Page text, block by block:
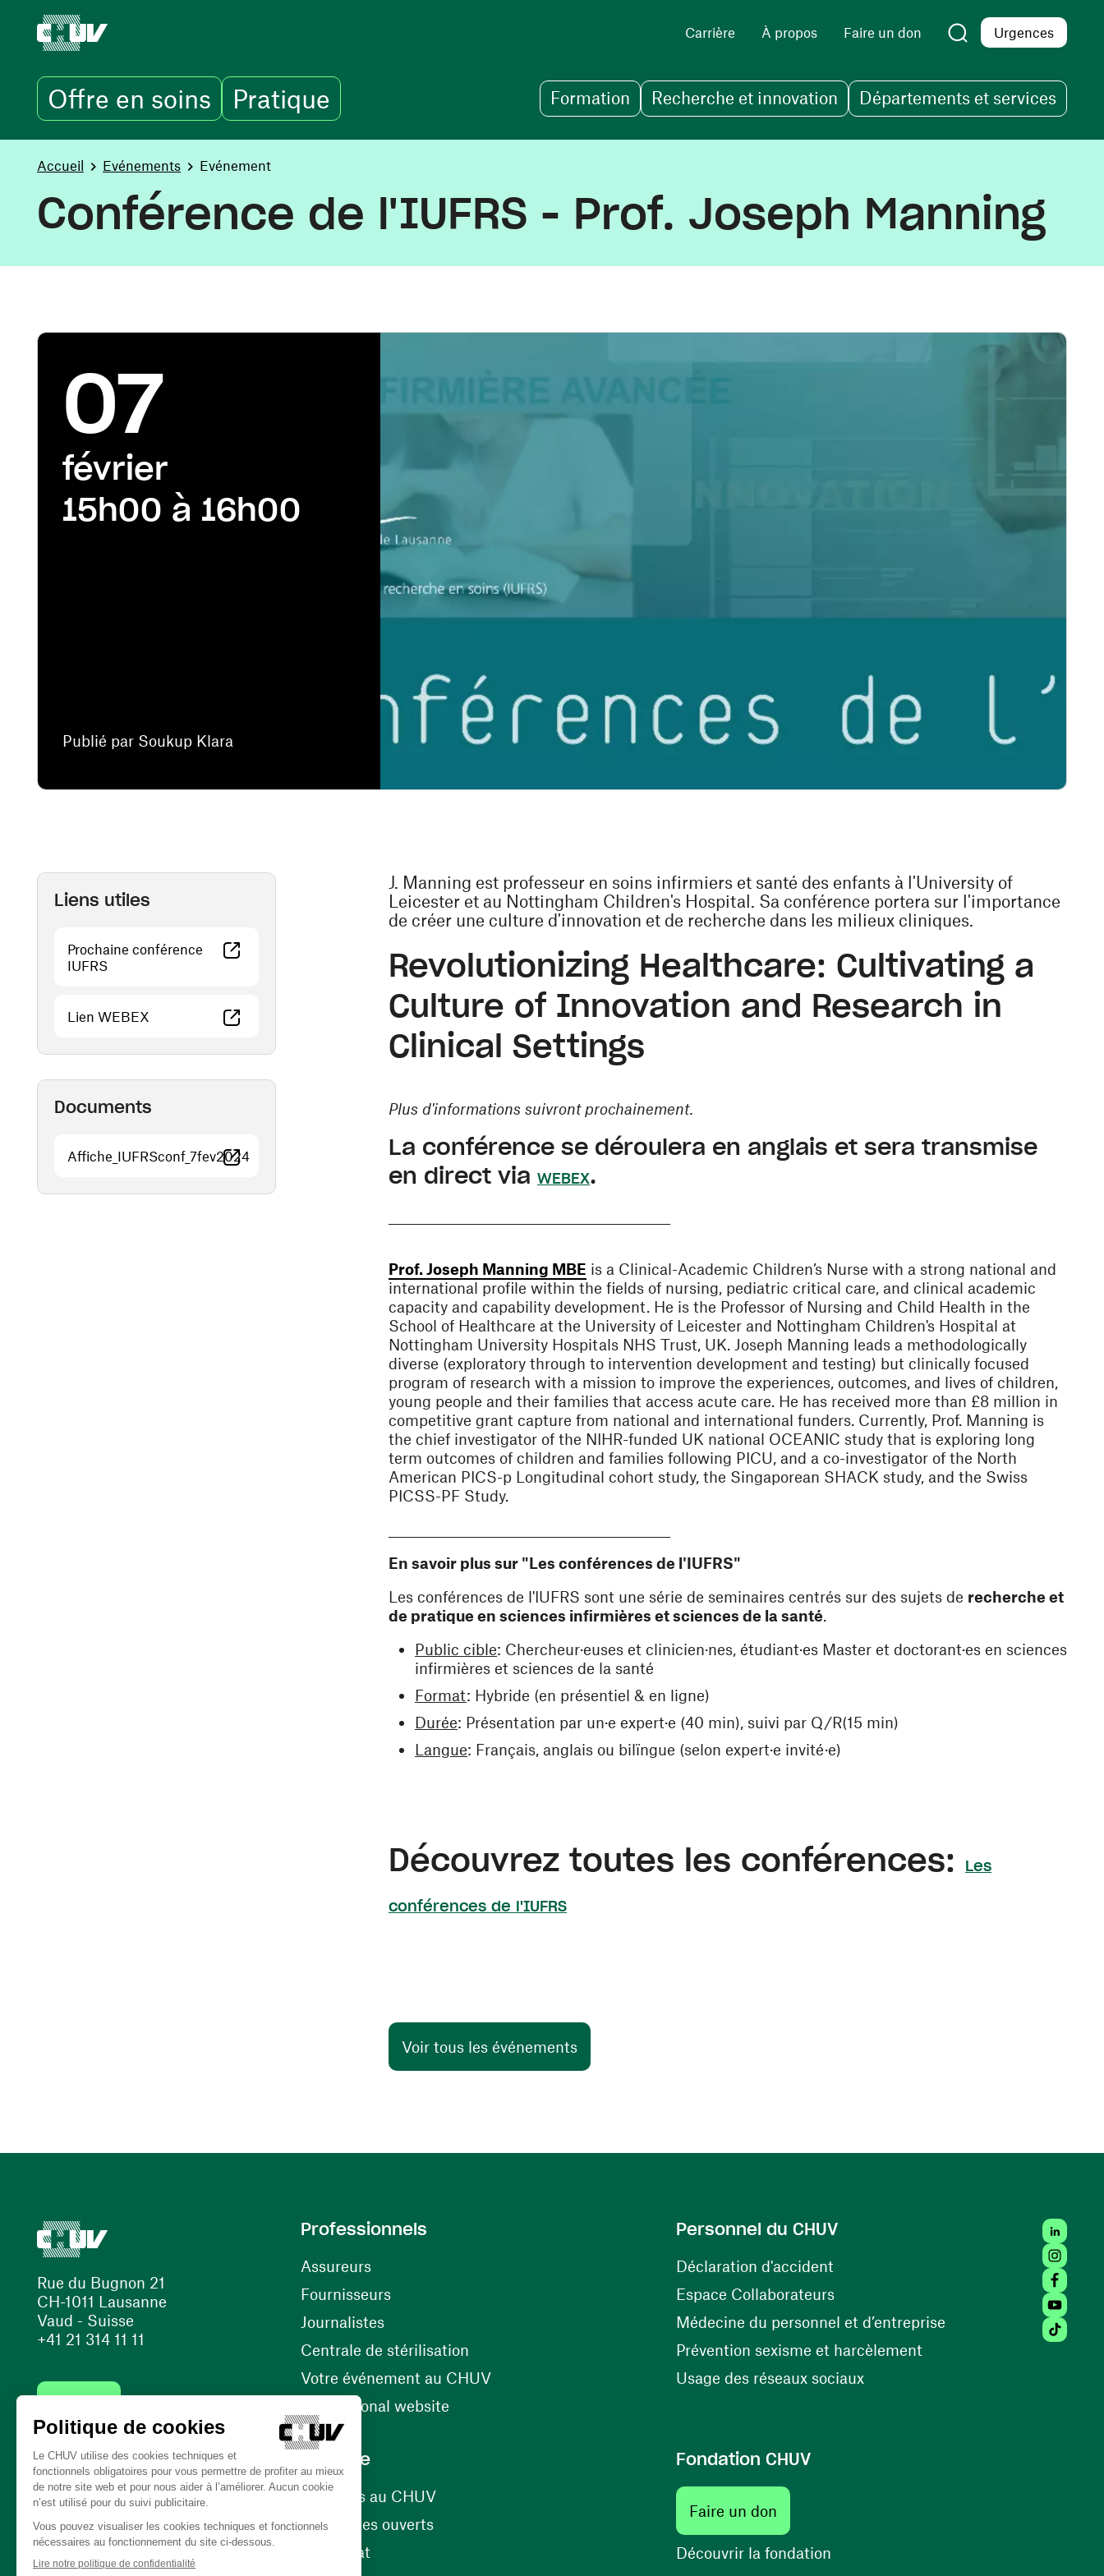
Carrière À propos Faire un don Urgences
Offre en soins Pratique Formation Recherche et innovation Départements et services
You are here:
Accueil Evénements Evénement
Conférence de l'IUFRS - Prof. Joseph Manning
Publié par Soukup Klara
07
février
15h00 à 16h00
Liens utiles
Prochaine conférence
IUFRS(ouvre une nouvelle fenêtre)
Lien WEBEX (ouvre une nouvelle fenêtre)
Documents
Affiche_IUFRSconf_7fev2024
J. Manning est professeur en soins infirmiers et santé des enfants à l'University of
Leicester et au Nottingham Children's Hospital. Sa conférence portera sur l'importance
de créer une culture d'innovation et de recherche dans les milieux cliniques.
Revolutionizing Healthcare: Cultivating a
Culture of Innovation and Research in
Clinical Settings
Plus d'informations suivront prochainement.
La conférence se déroulera en anglais et sera transmise
en direct via WEBEX(ouvre une nouvelle fenêtre)
.
Prof. Joseph Manning MBE (ouvre une nouvelle fenêtre)
is a Clinical-Academic Children’s Nurse with a strong national and
international profile within the fields of nursing, pediatric critical care, and clinical academic
capacity and capability development. He is the Professor of Nursing and Child Health in the
School of Healthcare at the University of Leicester and Nottingham Children's Hospital at
Nottingham University Hospitals NHS Trust, UK. Joseph Manning leads a methodologically
diverse (exploratory through to intervention development and testing) but clinically focused
program of research with a mission to improve the experiences, outcomes, and lives of children,
young people and their families that access acute care. He has received more than £8 million in
competitive grant capture from national and international funders. Currently, Prof. Manning is
the chief investigator of the NIHR-funded UK national OCEANIC study that is exploring long
term outcomes of children and families following PICU, and a co-investigator of the North
American PICS-p Longitudinal cohort study, the Singaporean SHACK study, and the Swiss
PICSS-PF Study.
En savoir plus sur "Les conférences de l'IUFRS"
Les conférences de l'IUFRS sont une série de seminaires centrés sur des sujets de recherche et
de pratique en sciences infirmières et sciences de la santé.
Public cible: Chercheur·euses et clinicien·nes, étudiant·es Master et doctorant·es en sciences
infirmières et sciences de la santé
Format: Hybride (en présentiel & en ligne)
Durée: Présentation par un·e expert·e (40 min), suivi par Q/R(15 min)
Langue: Français, anglais ou bilïngue (selon expert·e invité·e)
Découvrez toutes les conférences: Les
conférences de l'IUFRS
Voir tous les événements
Rue du Bugnon 21
CH-1011 Lausanne
Vaud - Suisse
+41 21 314 11 11
(ouvre une nouvelle fenêtre)
Professionnels
Assureurs
Fournisseurs(ouvre une nouvelle fenêtre)
Journalistes
Centrale de stérilisation
Votre événement au CHUV(ouvre une nouvelle fenêtre)
International website
Personnel du CHUV
Déclaration d'accident(ouvre une nouvelle fenêtre)
Espace Collaborateurs(ouvre une nouvelle fenêtre)
Médecine du personnel et d’entreprise(ouvre une nouvelle
Prévention sexisme et harcèlement(ouvre une nouvelle
Usage des réseaux sociaux(ouvre une nouvelle fenêtre)
Carrière
Carrières au CHUV(ouvre une nouvelle fenêtre)
Nos postes ouverts(ouvre une nouvelle fenêtre)
Bénévolat
Fondation CHUV
Faire un don(ouvre une nouvelle fenêtre)
Découvrir la fondation(ouvre une nouvelle fenêtre)
Tiktok